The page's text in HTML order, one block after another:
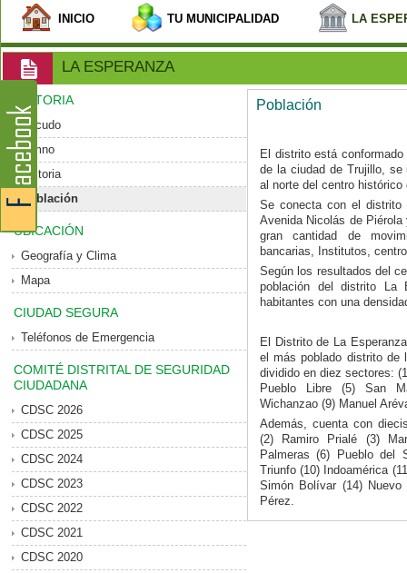
INICIO TU MUNICIPALIDAD LA
LA ESPERANZA
HISTORIA
Escudo
Himno
Historia
Población
UBICACIÓN
Geografía y Clima
Mapa
CIUDAD SEGURA
Teléfonos de Emergencia
COMITÉ DISTRITAL DE SEGURIDAD
CIUDADANA
CDSC 2026
CDSC 2025
CDSC 2024
CDSC 2023
CDSC 2022
CDSC 2021
CDSC 2020
Población
El distrito está
de la ciudad de Trujillo, se
al norte del centro histórico
Se conecta con el distrito
Avenida Nicolás de
gran cantidad de
bancarias, Institutos,
Según los resultados del
población del distrito La
habitantes con una
El Distrito de La
el más poblado distrito de
dividido en diez sectores:
Pueblo Libre (5) San
Wichanzao (9) Manuel
Además, cuenta con
(2) Ramiro Prialé (3)
Palmeras (6) Pueblo del
Triunfo (10) Indoamérica
Simón Bolívar (14) Nuevo
Pérez.